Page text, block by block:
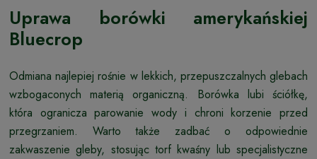
Uprawa borówki amerykańskiej
Bluecrop
Odmiana najlepiej rośnie w lekkich, przepuszczalnych glebach
wzbogaconych materią organiczną. Borówka lubi ściółkę,
która ogranicza parowanie wody i chroni korzenie przed
przegrzaniem. Warto także zadbać o odpowiednie
zakwaszenie gleby, stosując torf kwaśny lub specjalistyczne